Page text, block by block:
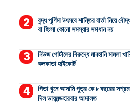
বুদ্ধ পূর্ণিমা উৎসবে শান্তির বার্তা নিয়ে
বা হিংসা কোনো সমস্যার সমাধান নয়
নিউজ পোর্টালের বিরুদ্ধে মানহানি মামলা
কলকাতা হাইকোর্ট
পিতা খুনে আসামি পুত্র কে ৮ বছরের সশ্রম
দিল ডায়মন্ডহারবার আদালত